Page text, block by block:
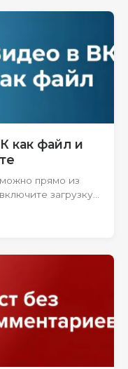
как файл и
прямо из
загрузку